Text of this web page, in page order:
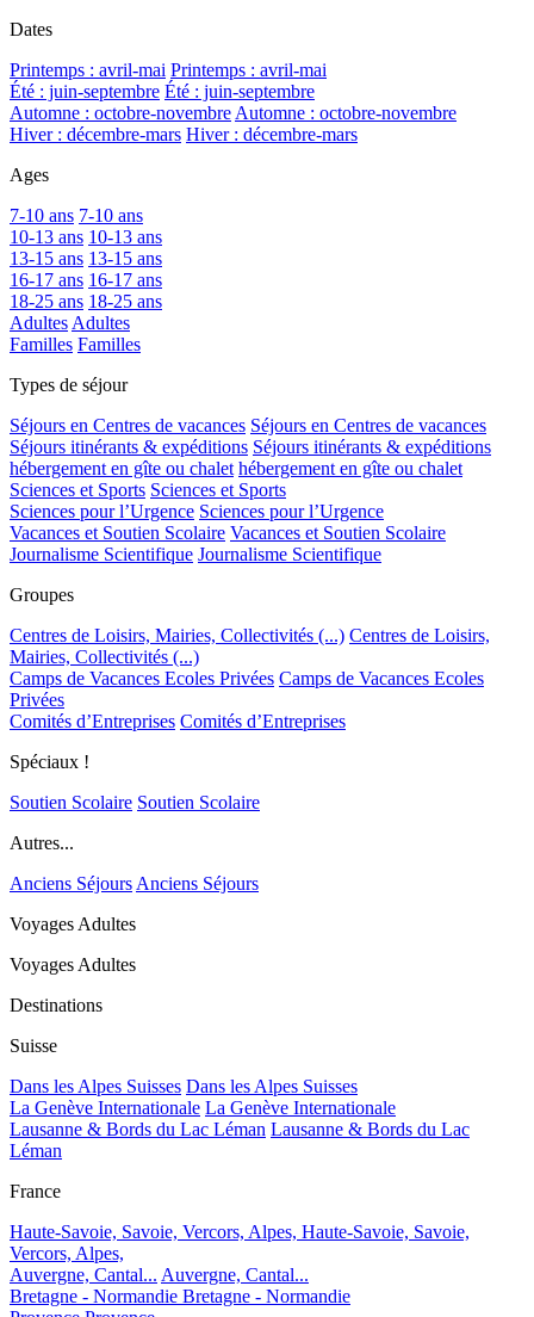
Dates
Printemps : avril-mai Printemps : avril-mai
Été : juin-septembre Été : juin-septembre
Automne : octobre-novembre Automne : octobre-novembre
Hiver : décembre-mars Hiver : décembre-mars
Ages
7-10 ans 7-10 ans
10-13 ans 10-13 ans
13-15 ans 13-15 ans
16-17 ans 16-17 ans
18-25 ans 18-25 ans
Adultes Adultes
Familles Familles
Types de séjour
Séjours en Centres de vacances Séjours en Centres de vacances
Séjours itinérants & expéditions Séjours itinérants & expéditions
hébergement en gîte ou chalet hébergement en gîte ou chalet
Sciences et Sports Sciences et Sports
Sciences pour l’Urgence Sciences pour l’Urgence
Vacances et Soutien Scolaire Vacances et Soutien Scolaire
Journalisme Scientifique Journalisme Scientifique
Groupes
Centres de Loisirs, Mairies, Collectivités (...) Centres de Loisirs,
Mairies, Collectivités (...)
Camps de Vacances Ecoles Privées Camps de Vacances Ecoles
Privées
Comités d’Entreprises Comités d’Entreprises
Spéciaux !
Soutien Scolaire Soutien Scolaire
Autres...
Anciens Séjours Anciens Séjours
Voyages Adultes
Voyages Adultes
Destinations
Suisse
Dans les Alpes Suisses Dans les Alpes Suisses
La Genève Internationale La Genève Internationale
Lausanne & Bords du Lac Léman Lausanne & Bords du Lac
Léman
France
Haute-Savoie, Savoie, Vercors, Alpes, Haute-Savoie, Savoie,
Vercors, Alpes,
Auvergne, Cantal... Auvergne, Cantal...
Bretagne - Normandie Bretagne - Normandie